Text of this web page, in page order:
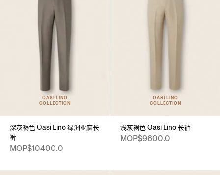
OASI LINO
COLLECTION
深灰褐色 Oasi Lino 绿洲亚麻长
裤
MOP$10400.0
OASI LINO
COLLECTION
浅灰褐色 Oasi Lino 长裤
MOP$9600.0